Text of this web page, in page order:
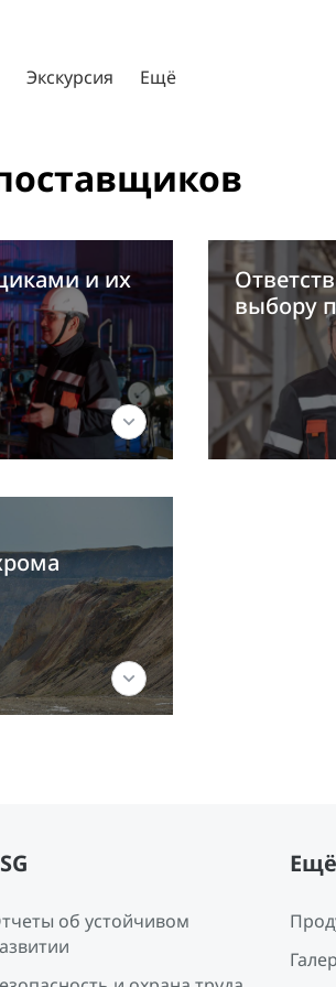
Экскурсия Ещё
и их
выбору
об устойчивом
Ещё